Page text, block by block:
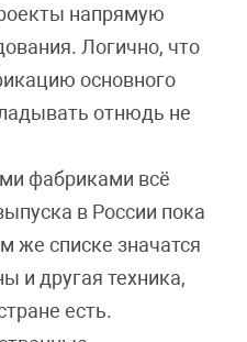
напрямую
Логично, что
основного
отнюдь не
фабриками всё
в России пока
же списке значатся
и другая техника,
есть.